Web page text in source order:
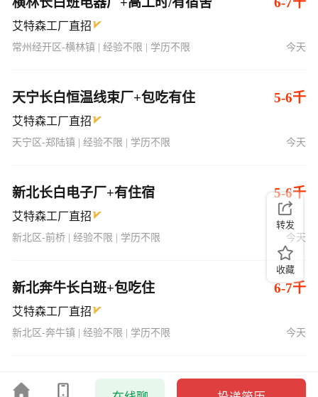
艾特森工厂直招
常州经开区-横林镇 | 经验不限 | 学历不限 今天
天宁长白恒温线束厂+包吃有住 5-6千
艾特森工厂直招
天宁区-郑陆镇 | 经验不限 | 学历不限 今天
新北长白电子厂+有住宿 5-6千
艾特森工厂直招
新北区-前桥 | 经验不限 | 学历不限 今天
新北奔牛长白班+包吃住 6-7千
艾特森工厂直招
新北区-奔牛镇 | 经验不限 | 学历不限 今天
转发
收藏